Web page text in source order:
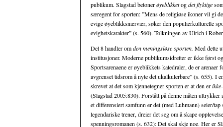
publikum. Slagstad betonerøyeblikketogdet flyktige
særegent for sporten: ”Mens de religiøse ikoner vil gi
evige øyeblikksnærvær, søker den populærkulturelle
evighetskarakter” (s. 560). Tolkningen av Ulrich i
Del 8 handler omden meningsløse sporten. Med dette
institusjoner. Moderne publikumsidretter er ikke først
Sportsarenaene er øyeblikkets katedraler, de er
avgrenset tidsrom å nyte det ukalkulerbare” (s. 655). I
skrevet at det som kjennetegner sporten er at den er
(Slagstad 2005:830). Forstått på denne måten
et differensiert samfunn er det (med Luhmann) seier/
legendariske trener, dreier det seg om å skape
spenningsromanen (s. 632): Det skal skje noe. Her er